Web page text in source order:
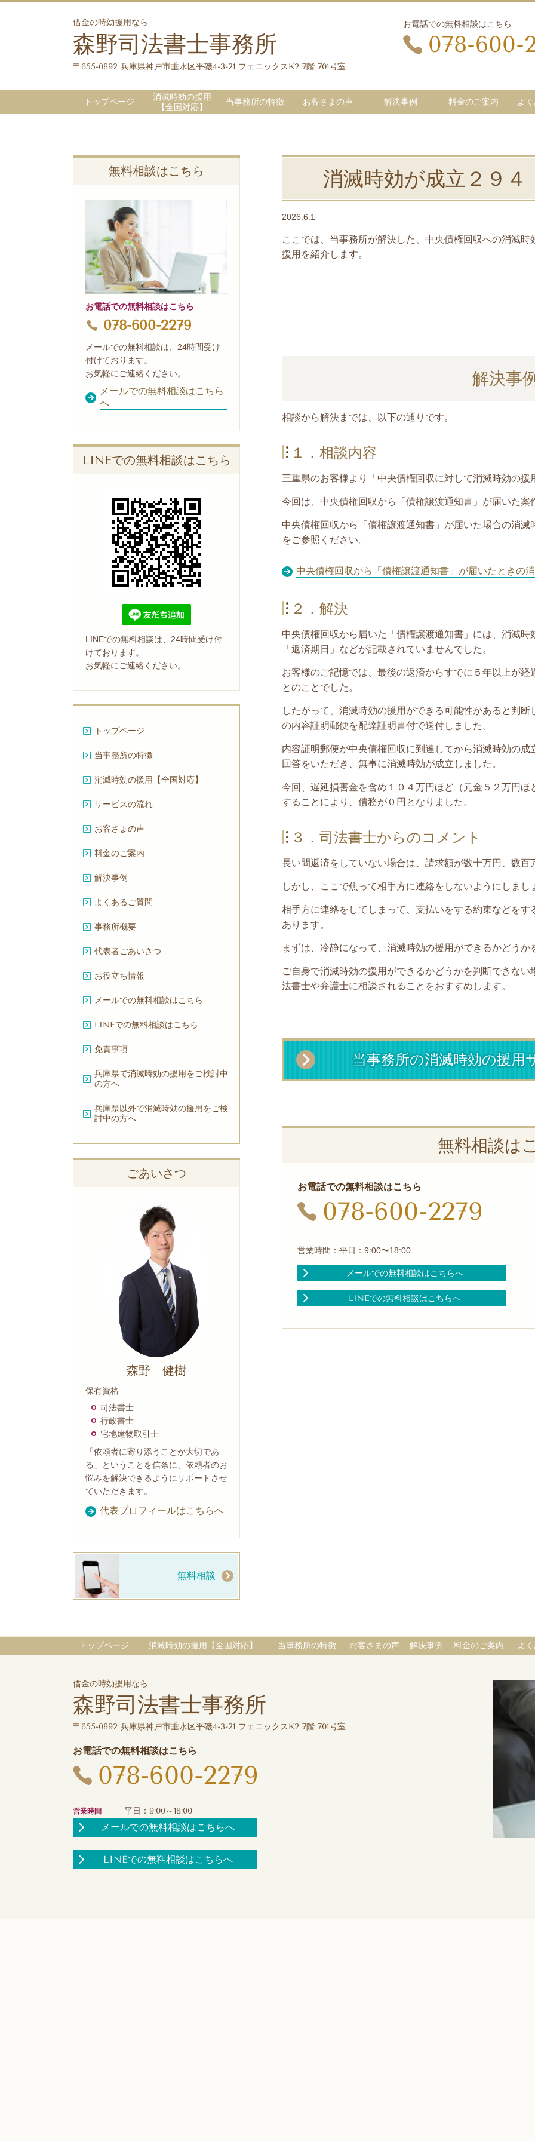
借金の時効援用なら
森野司法書士事務所
〒655-0892 兵庫県神戸市垂水区平磯4-3-21 フェニックスK2 7階 701号室
お電話での無料相談はこちら
078-600-
トップページ
消滅時効の援用
【全国対応】
当事務所の特徴 お客さまの声 解決事例 料金のご案内 よ
消滅時効が成立２９４
2026.6.1
ここでは、当事務所が解決した、中央債権回収への消滅時
援用を紹介します。
解決事
相談から解決までは、以下の通りです。
１．相談内容
三重県のお客様より「中央債権回収に対して消滅時効の
今回は、中央債権回収から「債権譲渡通知書」が届いた案
中央債権回収から 「債権譲渡通知書」 が届いた場合の消滅
をご参照ください。
中央債権回収から「債権譲渡通知書」が届いたときの
２．解決
中央債権回収から届いた 「債権譲渡通知書」 には、 消滅時
「返済期日」などが記載されていませんでした。
お客様のご記憶では、最後の返済からすでに５年以上が経
とのことでした。
したがって、消滅時効の援用ができる可能性があると判
の内容証明郵便を配達証明書付で送付しました。
内容証明郵便が中央債権回収に到達してから消滅時効の
回答をいただき、無事に消滅時効が成立しました。
今回、 遅延損害金を含め１０４万円ほど（元金５２万円ほ
することにより、債務が０円となりました。
３．司法書士からのコメント
長い間返済をしていない場合は、請求額が数十万円、数
しかし、ここで焦って相手方に連絡をしないようにしまし
相手方に連絡をしてしまって、支払いをする約束などを
あります。
まずは、 冷静になって、消滅時効の援用ができるかどうか
ご自身で消滅時効の援用ができるかどうかを判断できな
法書士や弁護士に相談されることをおすすめします。
当事務所の消滅時効の援用
無料相談は
お電話での無料相談はこちら
078-600-2279
営業時間：平日：9:00〜18:00
メールでの無料相談はこちらへ
LINEでの無料相談はこちらへ
無料相談はこちら
お電話での無料相談はこちら
078-600-2279
メールでの無料相談は、24時間受け
付けております。
お気軽にご連絡ください。
メールでの無料相談はこちら
へ
LINEでの無料相談はこちら
LINEでの無料相談は、24時間受け付
けております。
お気軽にご連絡ください。
トップページ
当事務所の特徴
消滅時効の援用【全国対応】
サービスの流れ
お客さまの声
料金のご案内
解決事例
よくあるご質問
事務所概要
代表者ごあいさつ
お役立ち情報
メールでの無料相談はこちら
LINEでの無料相談はこちら
免責事項
兵庫県で消滅時効の援用をご検討中
の方へ
兵庫県以外で消滅時効の援用をご検
討中の方へ
ごあいさつ
森野 健樹
保有資格
司法書士
行政書士
宅地建物取引士
「依頼者に寄り添うことが大切であ
る」ということを信条に、依頼者のお
悩みを解決できるようにサポートさせ
ていただきます。
代表プロフィールはこちらへ
無料相談
トップページ 消滅時効の援用【全国対応】 当事務所の特徴 お客さまの声 解決事例 料金のご案内 よ
借金の時効援用なら
森野司法書士事務所
〒655-0892 兵庫県神戸市垂水区平磯4-3-21 フェニックスK2 7階 701号室
お電話での無料相談はこちら
078-600-2279
営業時間 平日：9:00～18:00
メールでの無料相談はこちらへ
LINEでの無料相談はこちらへ